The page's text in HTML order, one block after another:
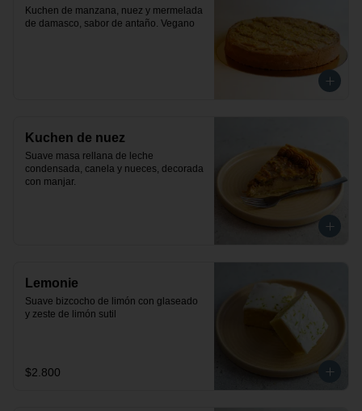
Kuchen de manzana, nuez y mermelada
de damasco, sabor de antaño. Vegano
Kuchen de nuez
Suave masa rellana de leche
condensada, canela y nueces, decorada
con manjar.
Lemonie
Suave bizcocho de limón con glaseado
y zeste de limón sutil
$2.800